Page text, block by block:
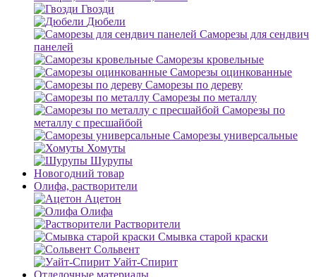
Гвозди
Дюбели
Саморезы для сендвич
панелей
Саморезы кровельные
Саморезы оцинкованные
Саморезы по дереву
Саморезы по металлу
Саморезы по
металлу с пресшайбой
Саморезы универсальные
Хомуты
Шурупы
Новогодний товар
Олифа, растворители
Ацетон
Олифа
Растворители
Смывка старой краски
Сольвент
Уайт-Спирит
Отделочные материалы